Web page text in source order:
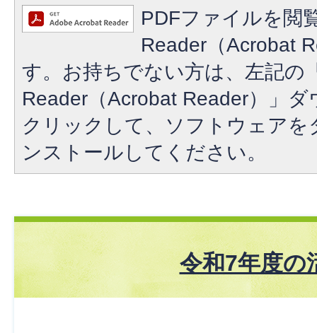
PDFファイルを閲
Reader（Acrobat
す。お持ちでない方は、左記の
Reader（Acrobat Reader）」
クリックして、ソフトウェア
ンストールしてください。
令和7年度の